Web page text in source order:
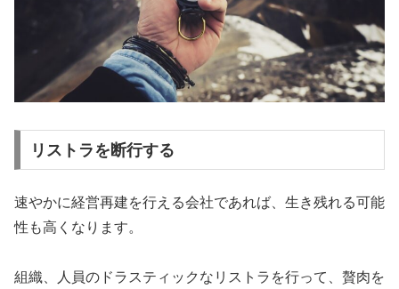
リストラを断行する
速やかに経営再建を行える会社であれば、生き残れる可能
性も高くなります。
組織、人員のドラスティックなリストラを行って、贅肉を